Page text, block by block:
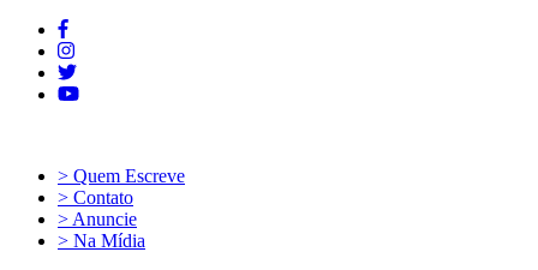
> Quem Escreve
> Contato
> Anuncie
> Na Mídia